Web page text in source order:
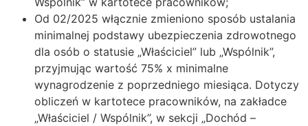
Od 02/2025 włącznie zmieniono sposób ustalania
minimalnej podstawy ubezpieczenia zdrowotnego
dla osób o statusie „Właściciel” lub „Wspólnik”,
przyjmując wartość 75% x minimalne
wynagrodzenie z poprzedniego miesiąca. Dotyczy
obliczeń w kartotece pracowników, na zakładce
„Właściciel / Wspólnik”, w sekcji „Dochód –